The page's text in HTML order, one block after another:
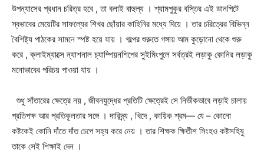
উপন্যাসের প্রধান চরিত্র হবে , তা বলাই বাহুল্য । শ্যামপুকুর বস্তির এই ডানপিটে
স্বভাবের মেয়েটির সাফল্যের শিখর ছোঁয়ার কাহিনির মধ্যে দিয়ে । তার চরিত্রের বিভিন্ন
বৈশিষ্ট্য পাঠকের সামনে স্পষ্ট হয়ে যায় । গল্পের শুরুতে গঙ্গায় আম কুড়োনো থেকে শুরু
করে , ক্লাইম্যাক্সে ন্যাশনাল চ্যাম্পিয়নশিপের সুইমিংপুলে সর্বত্রই লড়াকু কোনির লড়াকু
মনোভাবের পরিচয় পাওয়া যায় ।
শুধু সাঁতারের ক্ষেত্রে নয় , জীবনযুদ্ধের প্রতিটি ক্ষেত্রেই সে নির্ভীকভাবে লড়াই চালায়
প্রতিপক্ষ আর প্রতিকূলতার সঙ্গে । দারিদ্র্য , খিদে , কায়িক শ্রম— যে – কোনো
কষ্টকেই কোনি দাঁতে দাঁত চেপে সহ্য করে নেয় । তার শিক্ষক ক্ষিতীশ সিংহও কষ্টসহিষু
তাকে সেই শিক্ষাই দেন ।